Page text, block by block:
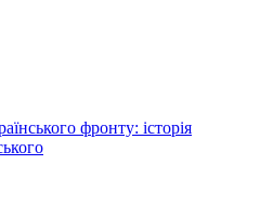
фронту: історія